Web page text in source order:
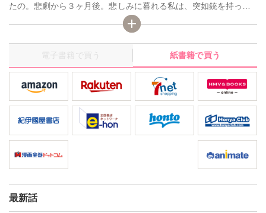
たの。悲劇から３ヶ月後。悲しみに暮れる私は、突如銃を持った
男たちに襲われて…！ その危機を救ってくれたのが、アントニオ
の孫・レオナルドだった。私の命を守るためといって始まった、
血の繋がらない孫との同居生活。次第に彼に惹かれていくなか、
些細なことでケンカしたレオナルドに強引にカラダを奪われて―
―。
電子書籍で買う 紙書籍で買う
最新話